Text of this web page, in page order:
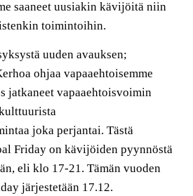
saaneet uusiakin kävijöitä niin
toimintoihin.
uuden avauksen;
ohjaa vapaaehtoisemme
jatkaneet vapaaehtoisvoimin
joka perjantai. Tästä
Friday on kävijöiden pyynnöstä
eli klo 17-21. Tämän vuoden
järjestetään 17.12.